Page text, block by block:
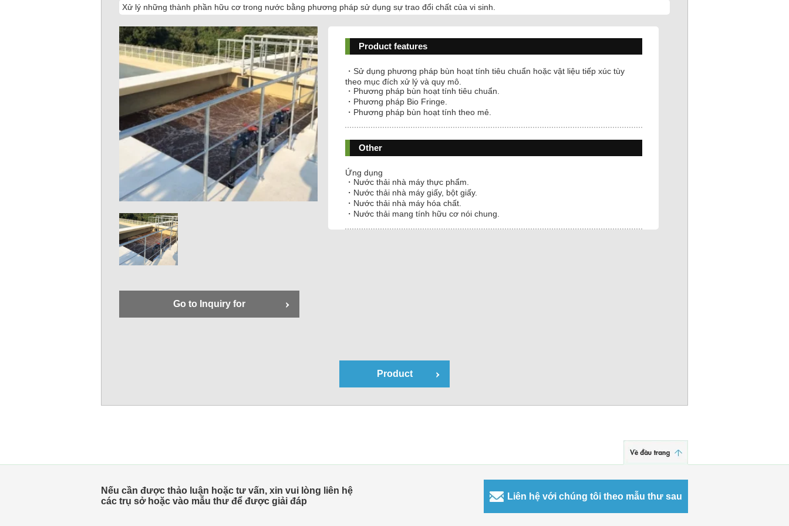
Xử lý những thành phần hữu cơ trong nước bằng phương pháp sử dụng sự trao đổi chất của vi sinh.
Go to Inquiry for
Product features
・Sử dụng phương pháp bùn hoạt tính tiêu chuẩn hoặc vật liệu tiếp xúc tùy
theo mục đích xử lý và quy mô.
・Phương pháp bùn hoạt tính tiêu chuẩn.
・Phương pháp Bio Fringe.
・Phương pháp bùn hoạt tính theo mẻ.
Other
Ứng dụng
・Nước thải nhà máy thực phẩm.
・Nước thải nhà máy giấy, bột giấy.
・Nước thải nhà máy hóa chất.
・Nước thải mang tính hữu cơ nói chung.
Product
Nếu cần được thảo luận hoặc tư vấn, xin vui lòng liên hệ
các trụ sở hoặc vào mẫu thư để được giải đáp
Liên hệ với chúng tôi theo mẫu thư sau